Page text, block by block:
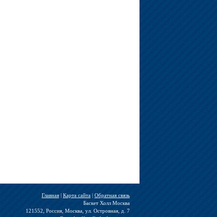
Главная| Карта сайта| Обратная связь
Баскет Холл Москва
121552, Россия, Москва, ул. Островная, д. 7